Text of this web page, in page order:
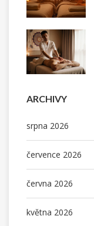
ARCHIVY
srpna 2026
července 2026
června 2026
května 2026